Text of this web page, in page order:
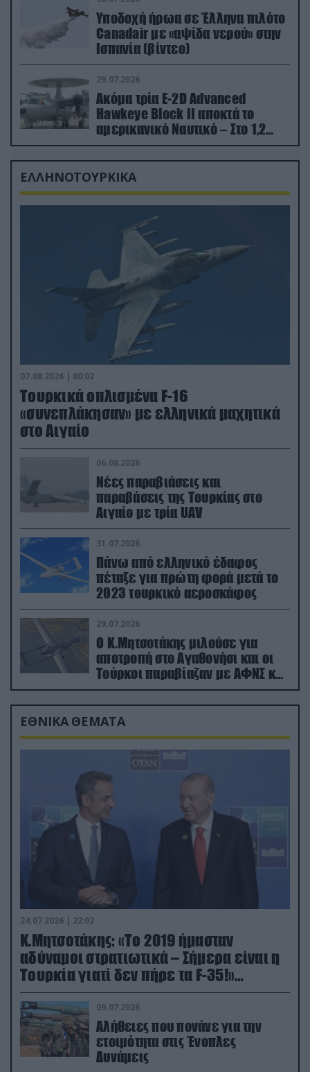
Υποδοχή ήρωα σε Έλληνα πιλότο
Canadair με «αψίδα νερού» στην
Ισπανία (βίντεο)
29.07.2026
Ακόμα τρία E-2D Advanced
Hawkeye Block II αποκτά το
αμερικανικό Ναυτικό – Στο 1,2
δισ.δολάρια το κόστος
ΕΛΛΗΝΟΤΟΥΡΚΙΚΑ
07.08.2026 | 00:02
Τουρκικά οπλισμένα F-16
«συνεπλάκησαν» με ελληνικά μαχητικά
στο Αιγαίο
06.08.2026
Νέες παραβιάσεις και
παραβάσεις της Τουρκίας στο
Αιγαίο με τρία UAV
31.07.2026
Πάνω από ελληνικό έδαφος
πέταξε για πρώτη φορά μετά το
2023 τουρκικό αεροσκάφος
29.07.2026
Ο Κ.Μητσοτάκης μιλούσε για
αποτροπή στο Αγαθονήσι και οι
Τούρκοι παραβίαζαν με ΑΦΝΣ και
drone
ΕΘΝΙΚΑ ΘΕΜΑΤΑ
24.07.2026 | 22:02
Κ.Μητσοτάκης: «Το 2019 ήμασταν
αδύναμοι στρατιωτικά – Σήμερα είναι η
Τουρκία γιατί δεν πήρε τα F-35!»
(βίντεο)
09.07.2026
Αλήθειες που πονάνε για την
ετοιμότητα στις Ένοπλες
Δυνάμεις